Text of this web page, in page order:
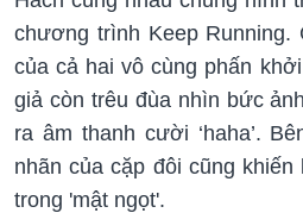
chương trình Keep Running.
của cả hai vô cùng phấn
giả còn trêu đùa nhìn bức
ra âm thanh cười ‘haha’.
nhãn của cặp đôi cũng
trong 'mật ngọt'.